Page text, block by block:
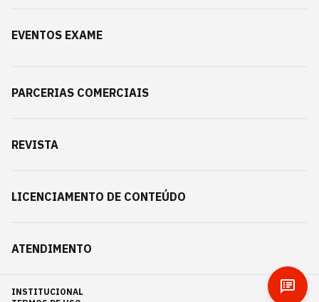
EVENTOS EXAME
PARCERIAS COMERCIAIS
REVISTA
LICENCIAMENTO DE CONTEÚDO
ATENDIMENTO
INSTITUCIONAL